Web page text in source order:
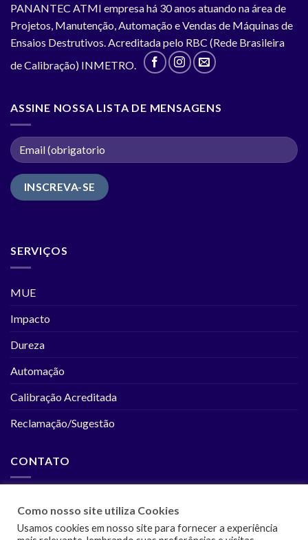
PANANTEC ATMI empresa há 30 anos atuando na área de
Projetos, Manutenção, Automação e Vendas de Máquinas de
Ensaios Destrutivos. Acreditada pelo RBC (Rede Brasileira
de Calibração) INMETRO.
ASSINE NOSSA LISTA DE MENSAGENS
SERVIÇOS
MUE
Impacto
Dureza
Automação
Calibração Acreditada
Reclamação/Sugestão
CONTATO
(11) 2243-6194
Como nosso site utiliza Cookies
Usamos cookies em nosso site para fornecer a experiência